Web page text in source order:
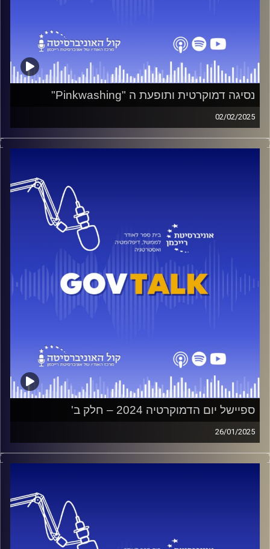
קרדיט תמונות:בית ספר לאודר לממשל דיפלומטיה ואסטרטגיה
נסיגה דמוקרטית ותופעת ה "Pinkwashing"
02/02/2025
בפרק הזה אנו צוללים אל תופעת הנסיגה הדמוקרטית ודיון על
אחת התופעות הפחות מוכרות אך משמעותיות המלוות אותה:
כדי להעניק לגיטימציה למדיניות או למפלגות אנטי-דמוקרטיות.
יחד עם פרופ' סיון הירש-הופלר, נבחן כיצד ייצוג נשי במפלגות
ימין רדיקלי משפיע על קבלת הציבור, מה ההשלכות הרחבות
של השימוש האסטרטגי במגדר בפוליטיקה, ואיך ניתן לשלב
נשים בצורה שמחזקת את הדמוקרטיה ולא שוחקת אותה.
קרדיט תמונות:בית ספר לאודר לממשל דיפלומטיה ואסטרטגיה
ספיישל יום הדמוקרטיה 2024 – חלק ב'
26/01/2025
כנס המכון לחירות ואחריות בשיתוף בית הספר לאודר לממשל.
בועז ביסמוט- תקשורת וההשפעה שלה על הקיטוב והשסעים